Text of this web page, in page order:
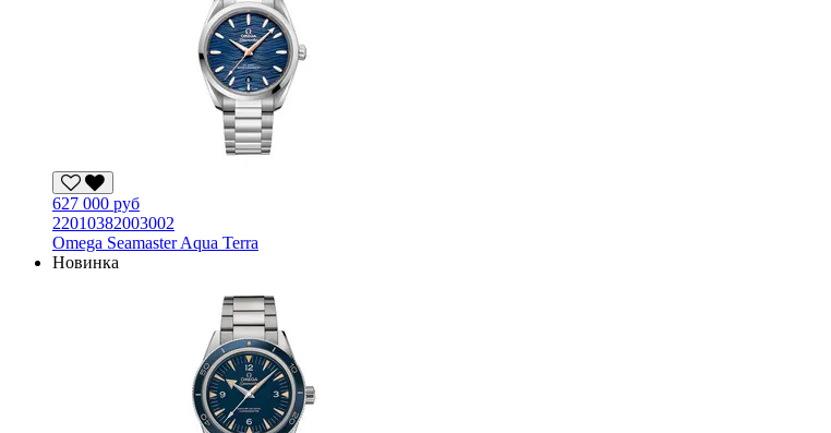
627 000 руб
22010382003002
Omega Seamaster Aqua Terra
Новинка